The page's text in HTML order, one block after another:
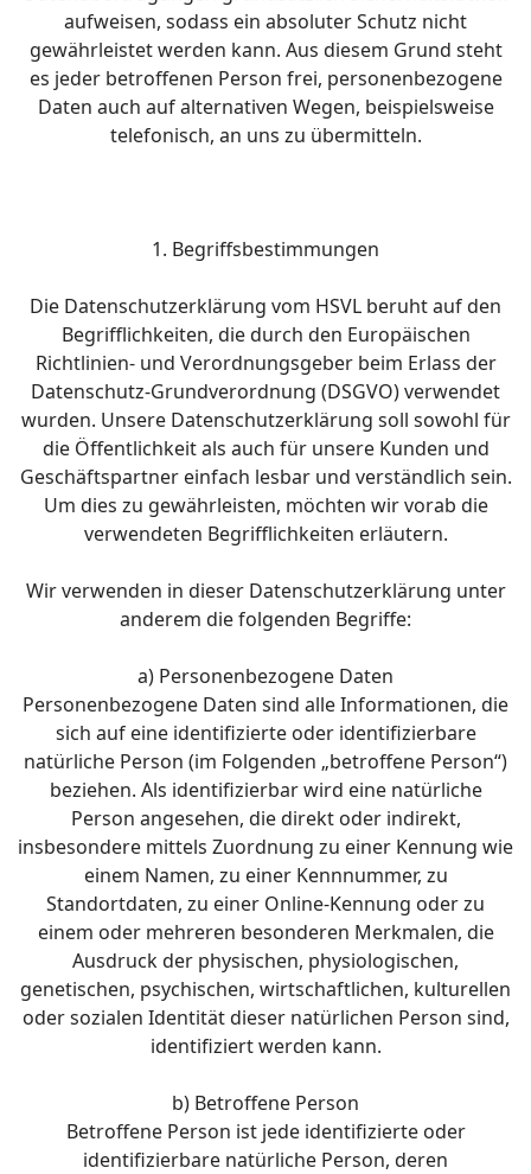
aufweisen, sodass ein absoluter Schutz nicht
gewährleistet werden kann. Aus diesem Grund steht
es jeder betroffenen Person frei, personenbezogene
Daten auch auf alternativen Wegen, beispielsweise
telefonisch, an uns zu übermitteln.
1. Begriffsbestimmungen
Die Datenschutzerklärung vom HSVL beruht auf den
Begrifflichkeiten, die durch den Europäischen
Richtlinien- und Verordnungsgeber beim Erlass der
Datenschutz-Grundverordnung (DSGVO) verwendet
wurden. Unsere Datenschutzerklärung soll sowohl für
die Öffentlichkeit als auch für unsere Kunden und
Geschäftspartner einfach lesbar und verständlich sein.
Um dies zu gewährleisten, möchten wir vorab die
verwendeten Begrifflichkeiten erläutern.
Wir verwenden in dieser Datenschutzerklärung unter
anderem die folgenden Begriffe:
a) Personenbezogene Daten
Personenbezogene Daten sind alle Informationen, die
sich auf eine identifizierte oder identifizierbare
natürliche Person (im Folgenden „betroffene Person“)
beziehen. Als identifizierbar wird eine natürliche
Person angesehen, die direkt oder indirekt,
insbesondere mittels Zuordnung zu einer Kennung wie
einem Namen, zu einer Kennnummer, zu
Standortdaten, zu einer Online-Kennung oder zu
einem oder mehreren besonderen Merkmalen, die
Ausdruck der physischen, physiologischen,
genetischen, psychischen, wirtschaftlichen, kulturellen
oder sozialen Identität dieser natürlichen Person sind,
identifiziert werden kann.
b) Betroffene Person
Betroffene Person ist jede identifizierte oder
identifizierbare natürliche Person, deren